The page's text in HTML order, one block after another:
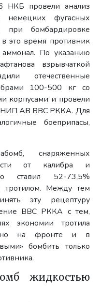
НКБ провели анализ
немецких фугасных
при бомбардировке
это время противник
аммонал. По указанию
взрывчаткой
отечественные
100-500 кг со
корпусами и провели
НИП АВ ВВС РККА. Для
боеприпасы,
снаряженных
от калибра и
ставил 52-73,5%
тротилом. Между тем
эту рецептуру
ВВС РККА с тем,
экономии тротила
на фронте и в
бомбить только
жидкостью